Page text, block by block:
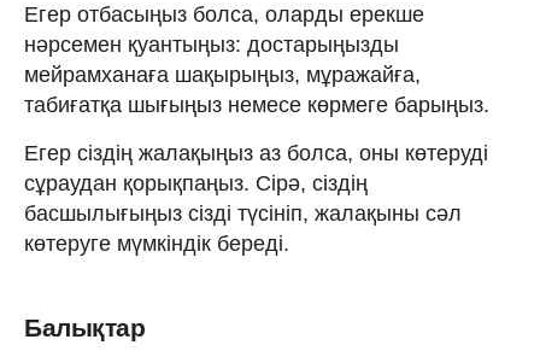
Егер отбасыңыз болса, оларды ерекше
нәрсемен қуантыңыз: достарыңызды
мейрамханаға шақырыңыз, мұражайға,
табиғатқа шығыңыз немесе көрмеге барыңыз.
Егер сіздің жалақыңыз аз болса, оны көтеруді
сұраудан қорықпаңыз. Сірә, сіздің
басшылығыңыз сізді түсініп, жалақыны сәл
көтеруге мүмкіндік береді.
Балықтар